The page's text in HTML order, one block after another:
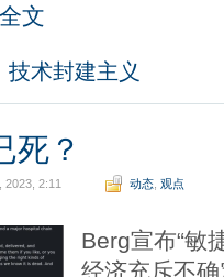
文
技术封建主义
死？
2023, 2:11 动态 观点
Berg宣布“敏
经济充斥不